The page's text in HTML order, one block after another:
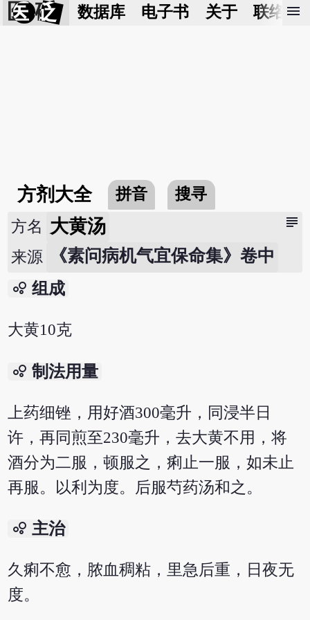
医 砭 数据库 电子书 关于 联络我
menu
方剂大全 拼音 搜寻
subject
方名 大黄汤
来源 《素问病机气宜保命集》卷中
bubble_chart 组成
大黄10克
bubble_chart 制法用量
上药细锉，用好酒300毫升，同浸半日
许，再同煎至230毫升，去大黄不用，将
酒分为二服，顿服之，痢止一服，如未止
再服。以利为度。后服芍药汤和之。
bubble_chart 主治
久痢不愈，脓血稠粘，里急后重，日夜无
度。